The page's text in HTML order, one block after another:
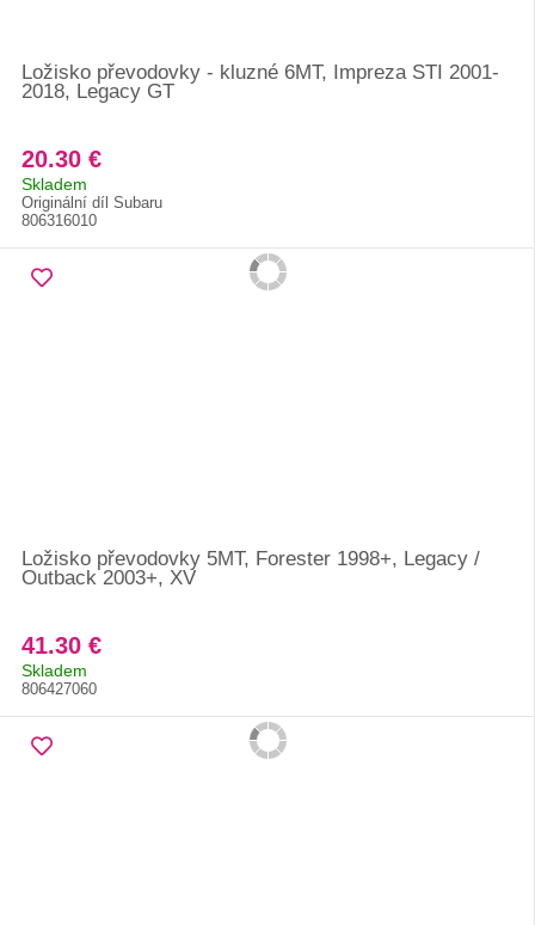
Ložisko převodovky - kluzné 6MT, Impreza STI 2001-
2018, Legacy GT
20.30 €
Skladem
Originální díl Subaru
806316010
Ložisko převodovky 5MT, Forester 1998+, Legacy /
Outback 2003+, XV
41.30 €
Skladem
806427060